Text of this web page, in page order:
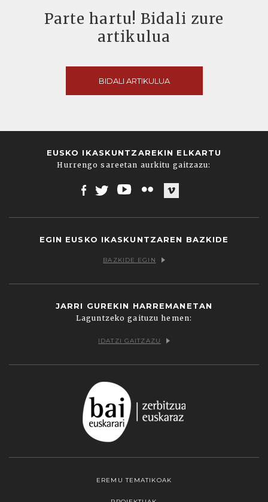
Parte hartu! Bidali zure
artikulua
BIDALI ARTIKULUA
EUSKO IKASKUNTZAREKIN ELKARTU
Hurrengo sareetan aurkitu gaitzazu:
EGIN EUSKO IKASKUNTZAREN BAZKIDE
BAZKIDE EGIN
JARRI GUREKIN HARREMANETAN
Laguntzeko gaituzu hemen:
IDATZI GAITZAZU
EREMU TEMATIKOAK